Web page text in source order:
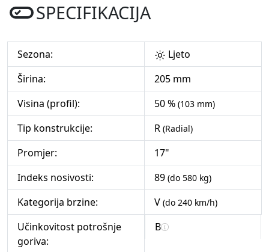
SPECIFIKACIJA
Sezona:
Ljeto
Širina:
205 mm
Visina (profil):
50 % (103 mm)
Tip konstrukcije: R (Radial)
Promjer:
17"
Indeks nosivosti:
89 (do 580 kg)
Kategorija brzine: V (do 240 km/h)
Učinkovitost potrošnje
goriva:
B